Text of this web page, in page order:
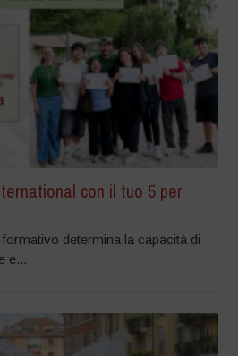
con il tuo 5 per
determina la capacità di
e...